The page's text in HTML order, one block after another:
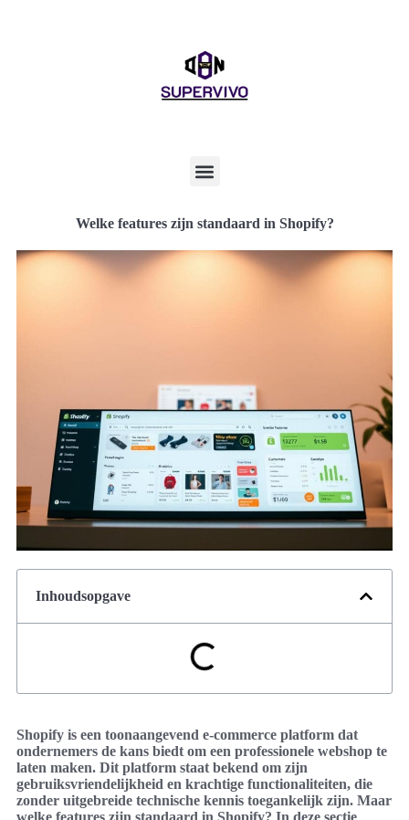
Welke features zijn standaard in Shopify?
Inhoudsopgave
Shopify is een toonaangevend e-commerce platform dat
ondernemers de kans biedt om een professionele webshop te
laten maken. Dit platform staat bekend om zijn
gebruiksvriendelijkheid en krachtige functionaliteiten, die
zonder uitgebreide technische kennis toegankelijk zijn. Maar